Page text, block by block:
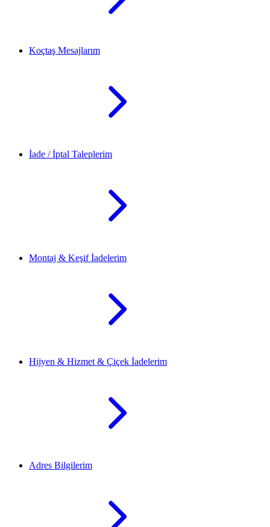
Koçtaş Mesajlarım
İade / İptal Taleplerim
Montaj & Keşif İadelerim
Hijyen & Hizmet & Çiçek İadelerim
Adres Bilgilerim